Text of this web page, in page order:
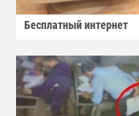
Бесплатный интернет